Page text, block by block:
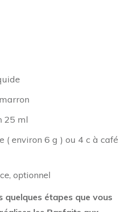
25 ml
( environ 6 g ) ou 4 c à café
optionnel
quelques étapes que vous